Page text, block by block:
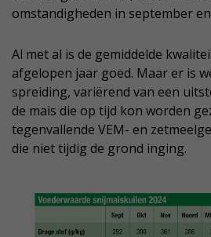
omstandigheden in september
Al met al is de gemiddelde
afgelopen jaar goed. Maar er is
spreiding, variërend van een
de mais die op tijd kon worden
tegenvallende VEM- en
die niet tijdig de grond inging.